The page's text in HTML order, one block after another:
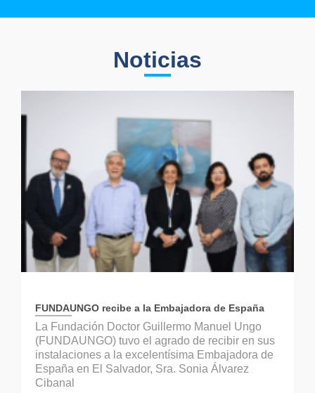
Noticias
FUNDAUNGO recibe a la Embajadora de España
La Fundación Doctor Guillermo Manuel Ungo
(FUNDAUNGO) tuvo el agrado de recibir en sus
instalaciones a la excelentísima Embajadora de
España en El Salvador, Sra. Sonia Álvarez
Cibanal